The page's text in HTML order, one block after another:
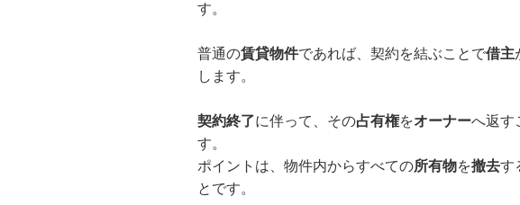
す。
普通の賃貸物件であれば、契約を結ぶことで借主
します。
契約終了に伴って、その占有権をオーナーへ返す
す。
ポイントは、物件内からすべての所有物を撤去す
とです。